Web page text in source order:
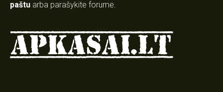
paštu arba parašykite forume.